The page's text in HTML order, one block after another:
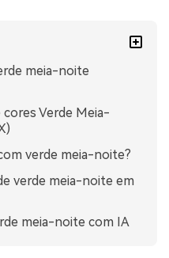
meia-noite
cores Verde Meia-
verde meia-noite?
verde meia-noite em
meia-noite com IA